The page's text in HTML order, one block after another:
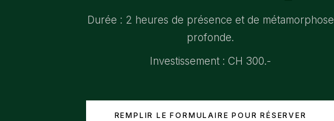
Durée : 2 heures de présence et de métamorphose
profonde.
Investissement : CH 300.-
REMPLIR LE FORMULAIRE POUR RÉSERVER